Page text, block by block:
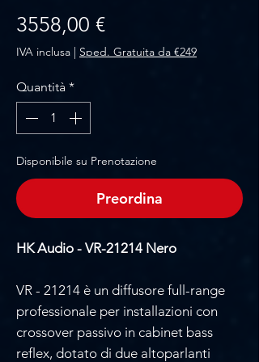
3558,00 €Prezzo
IVA inclusa | Sped. Gratuita da €249
Quantità *
Disponibile su Prenotazione
Preordina
HK Audio - VR-21214 Nero
VR - 21214 è un diffusore full-range
professionale per installazioni con
crossover passivo in cabinet bass
reflex, dotato di due altoparlanti